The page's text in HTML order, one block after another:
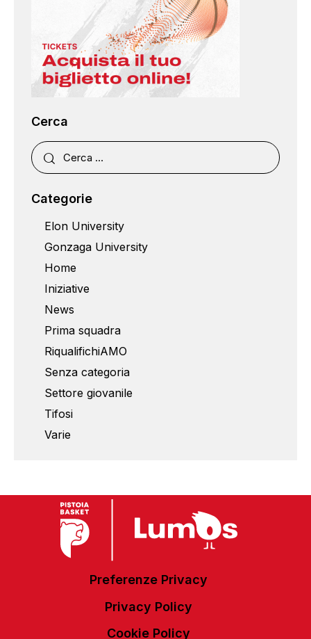
Cerca
Categorie
Elon University
Gonzaga University
Home
Iniziative
News
Prima squadra
RiqualifichiAMO
Senza categoria
Settore giovanile
Tifosi
Varie
Preferenze Privacy
Privacy Policy
Cookie Policy